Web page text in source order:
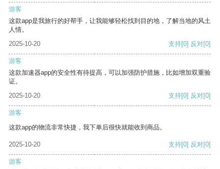
游客
这款app是我旅行的好帮手，让我能够轻松找到目的地，了解当地的风土
人情。
2025-10-20
支持[0] 反对[0]
游客
这款加速器app的安全性有待提高，可以加强防护措施，比如增加双重验
证。
2025-10-20
支持[0] 反对[0]
游客
这款app的物流非常快捷，我下单后很快就能收到商品。
2025-10-20 支持[0] 反对[0]
游客